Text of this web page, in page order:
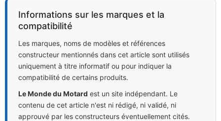
Informations sur les marques et la
compatibilité
Les marques, noms de modèles et références
constructeur mentionnés dans cet article sont utilisés
uniquement à titre informatif ou pour indiquer la
compatibilité de certains produits.
Le Monde du Motard est un site indépendant. Le
contenu de cet article n'est ni rédigé, ni validé, ni
approuvé par les constructeurs éventuellement cités.